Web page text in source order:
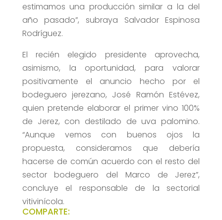
estimamos una producción similar a la del
año pasado”, subraya Salvador Espinosa
Rodríguez.
El recién elegido presidente aprovecha,
asimismo, la oportunidad, para valorar
positivamente el anuncio hecho por el
bodeguero jerezano, José Ramón Estévez,
quien pretende elaborar el primer vino 100%
de Jerez, con destilado de uva palomino.
“Aunque vemos con buenos ojos la
propuesta, consideramos que debería
hacerse de común acuerdo con el resto del
sector bodeguero del Marco de Jerez”,
concluye el responsable de la sectorial
vitivinícola.
COMPARTE: